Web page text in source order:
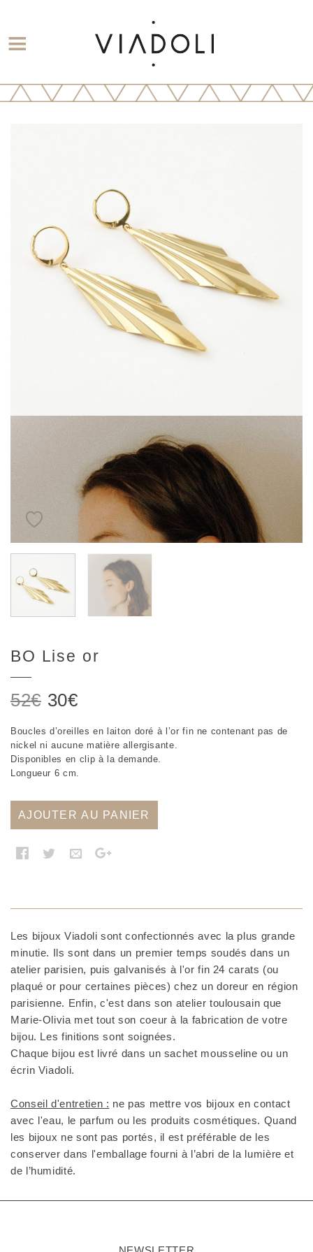
BO Lise or
52€ Le
initial
était :
52€.
30€Le
actuel
est :
30€.
Boucles d’oreilles en laiton doré à l’or fin ne contenant pas de
nickel ni aucune matière allergisante.
Disponibles en clip à la demande.
Longueur 6 cm.
AJOUTER AU PANIER
Les bijoux Viadoli sont confectionnés avec la plus grande
minutie. Ils sont dans un premier temps soudés dans un
atelier parisien, puis galvanisés à l'or fin 24 carats (ou
plaqué or pour certaines pièces) chez un doreur en région
parisienne. Enfin, c'est dans son atelier toulousain que
Marie-Olivia met tout son coeur à la fabrication de votre
bijou. Les finitions sont soignées.
Chaque bijou est livré dans un sachet mousseline ou un
écrin Viadoli.
Conseil d'entretien : ne pas mettre vos bijoux en contact
avec l'eau, le parfum ou les produits cosmétiques. Quand
les bijoux ne sont pas portés, il est préférable de les
conserver dans l'emballage fourni à l’abri de la lumière et
de l’humidité.